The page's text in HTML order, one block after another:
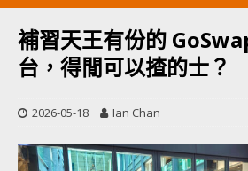
補習天王有份的
台，得閒可以揸的士？
2026-05-18 Ian Chan